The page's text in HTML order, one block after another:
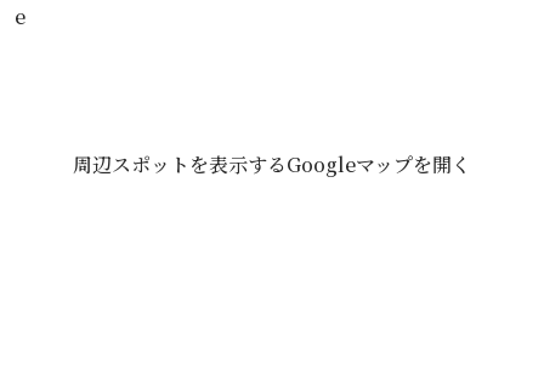
周辺スポットを表示するGoogleマップを開く
e